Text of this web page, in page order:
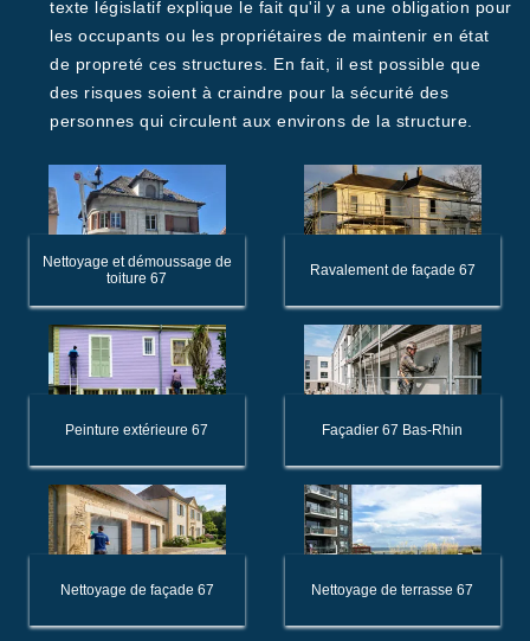
texte législatif explique le fait qu'il y a une obligation pour
les occupants ou les propriétaires de maintenir en état
de propreté ces structures. En fait, il est possible que
des risques soient à craindre pour la sécurité des
personnes qui circulent aux environs de la structure.
Nettoyage et démoussage de
toiture 67
Ravalement de façade 67
Peinture extérieure 67 Façadier 67 Bas-Rhin
Nettoyage de façade 67 Nettoyage de terrasse 67